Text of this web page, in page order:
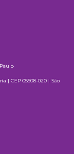
| CEP 05508-020 | São